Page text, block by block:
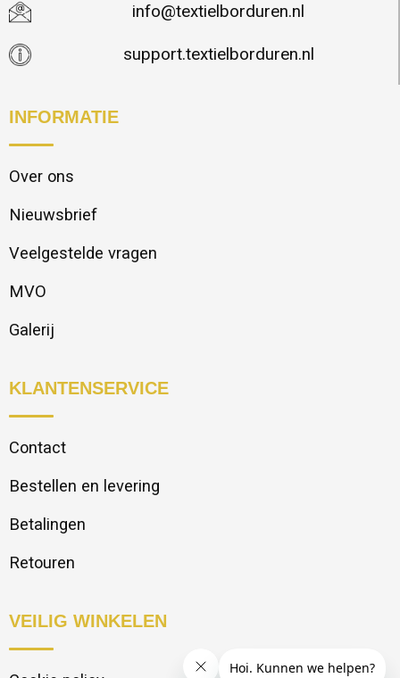
info@textielborduren.nl
support.textielborduren.nl
INFORMATIE
Over ons
Nieuwsbrief
Veelgestelde vragen
MVO
Galerij
KLANTENSERVICE
Contact
Bestellen en levering
Betalingen
Retouren
VEILIG WINKELEN